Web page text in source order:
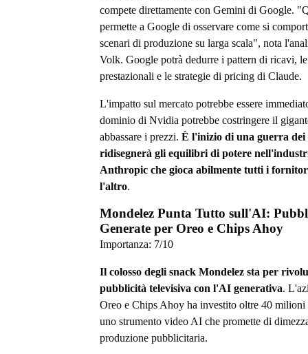
compete direttamente con Gemini di Google.
permette a Google di osservare come si
scenari di produzione su larga scala", nota
Volk. Google potrà dedurre i pattern di ricavi,
prestazionali e le strategie di pricing di Claude.
L'impatto sul mercato potrebbe essere
dominio di Nvidia potrebbe costringere il
abbassare i prezzi. È l'inizio di una guerra dei
ridisegnerà gli equilibri di potere
Anthropic che gioca abilmente tutti i
l'altro.
Mondelez Punta Tutto sull'AI:
Generate per Oreo e Chips Ahoy
Importanza: 7/10
Il colosso degli snack Mondelez sta per
pubblicità televisiva con l'AI generativa.
Oreo e Chips Ahoy ha investito oltre 40
uno strumento video AI che promette di
produzione pubblicitaria.